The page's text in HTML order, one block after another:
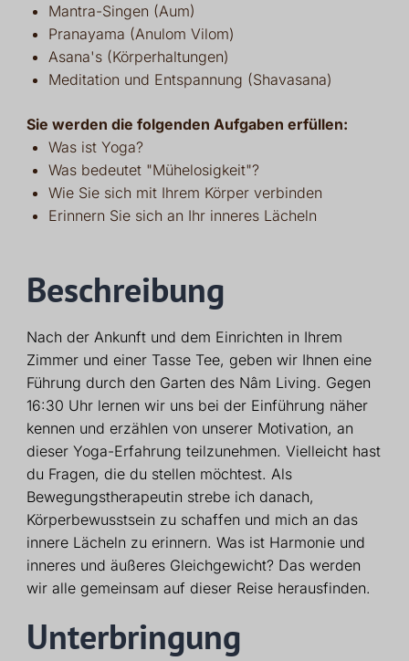
Mantra-Singen (Aum)
Pranayama (Anulom Vilom)
Asana's (Körperhaltungen)
Meditation und Entspannung (Shavasana)
Sie werden die folgenden Aufgaben erfüllen:
Was ist Yoga?
Was bedeutet "Mühelosigkeit"?
Wie Sie sich mit Ihrem Körper verbinden
Erinnern Sie sich an Ihr inneres Lächeln
Beschreibung
Nach der Ankunft und dem Einrichten in Ihrem
Zimmer und einer Tasse Tee, geben wir Ihnen eine
Führung durch den Garten des Nâm Living. Gegen
16:30 Uhr lernen wir uns bei der Einführung näher
kennen und erzählen von unserer Motivation, an
dieser Yoga-Erfahrung teilzunehmen. Vielleicht hast
du Fragen, die du stellen möchtest. Als
Bewegungstherapeutin strebe ich danach,
Körperbewusstsein zu schaffen und mich an das
innere Lächeln zu erinnern. Was ist Harmonie und
inneres und äußeres Gleichgewicht? Das werden
wir alle gemeinsam auf dieser Reise herausfinden.
Unterbringung